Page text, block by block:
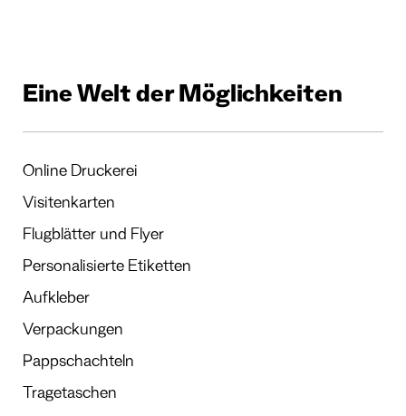
Eine Welt der Möglichkeiten
Online Druckerei
Visitenkarten
Flugblätter und Flyer
Personalisierte Etiketten
Aufkleber
Verpackungen
Pappschachteln
Tragetaschen